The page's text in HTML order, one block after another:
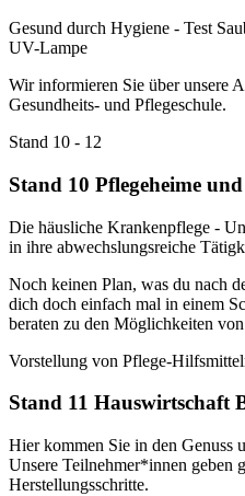
Gesund durch Hygiene - Test
UV-Lampe
Wir informieren Sie über unsere
Gesundheits- und Pflegeschule.
Stand 10 - 12
Stand 10 Pflegeheime
Die häusliche Krankenpflege -
in ihre abwechslungsreiche
Noch keinen Plan, was du nach
dich doch einfach mal in einem
beraten zu den Möglichkeiten
Vorstellung von Pflege-
Stand 11 Hauswirtschaft
Hier kommen Sie in den Genuss
Unsere Teilnehmer*innen geben
Herstellungsschritte.